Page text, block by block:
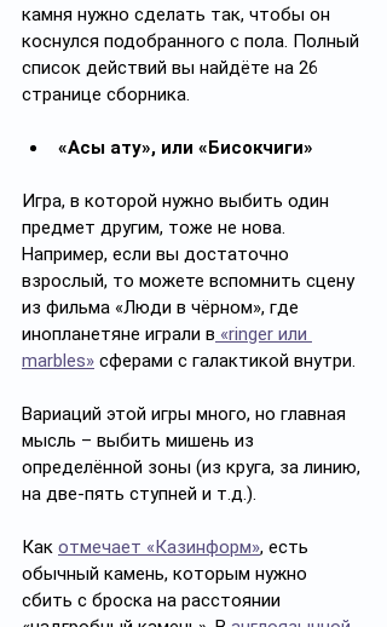
камня нужно сделать так, чтобы он
коснулся подобранного с пола. Полный
список действий вы найдёте на 26
странице сборника.
«Асық ату», или «Бисокчиги»
Игра, в которой нужно выбить один
предмет другим, тоже не нова.
Например, если вы достаточно
взрослый, то можете вспомнить сцену
из фильма «Люди в чёрном», где
инопланетяне играли в «ringer или
marbles» сферами с галактикой внутри.
Вариаций этой игры много, но главная
мысль – выбить мишень из
определённой зоны (из круга, за линию,
на две-пять ступней и т.д.).
Как отмечает «Казинформ», есть
обычный камень, которым нужно
сбить с броска на расстоянии